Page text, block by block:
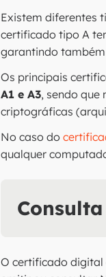
Existem diferentes
certificado tipo A
garantindo
Os principais
A1 e A3, sendo que
criptográficas
No caso do
qualquer
O certificado digital